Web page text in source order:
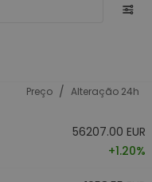
Preço / Alteração 24h
56207.00 EUR
+1.20%